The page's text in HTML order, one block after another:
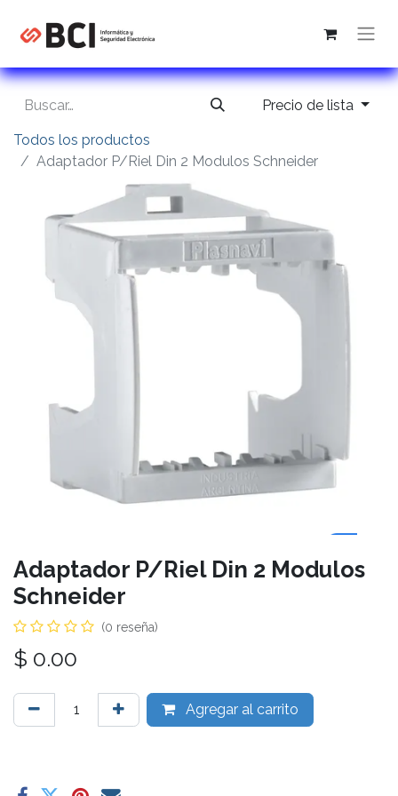
Precio de lista
Todos los productos
Adaptador P/Riel Din 2 Modulos Schneider
Adaptador P/Riel Din 2 Modulos
Schneider
(0 reseña)
$ 0.00
Agregar al carrito